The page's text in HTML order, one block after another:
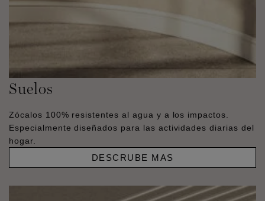
Suelos
Zócalos 100% resistentes al agua y a los impactos.
Especialmente diseñados para las actividades diarias del
hogar.
DESCRUBE MAS